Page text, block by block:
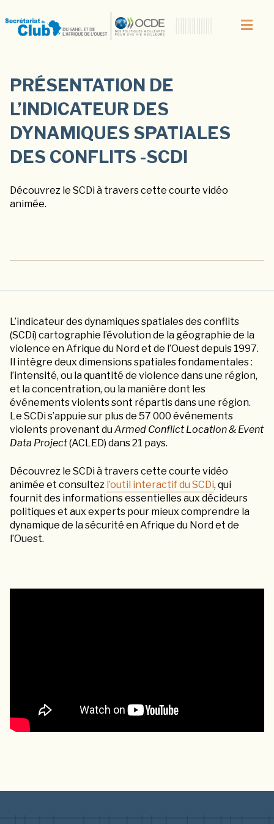
PRÉSENTATION DE
L’INDICATEUR DES
DYNAMIQUES SPATIALES
DES CONFLITS -SCDI
Découvrez le SCDi à travers cette courte vidéo
animée.
L’indicateur des dynamiques spatiales des conflits
(SCDi) cartographie l’évolution de la géographie de la
violence en Afrique du Nord et de l’Ouest depuis 1997.
Il intègre deux dimensions spatiales fondamentales :
l’intensité, ou la quantité de violence dans une région,
et la concentration, ou la manière dont les
événements violents sont répartis dans une région.
Le SCDi s’appuie sur plus de 57 000 événements
violents provenant duArmed Conflict Location & Event
Data Project(ACLED) dans 21 pays.
Découvrez le SCDi à travers cette courte vidéo
animée et consultez l’outil interactif du SCDi, qui
fournit des informations essentielles aux décideurs
politiques et aux experts pour mieux comprendre la
dynamique de la sécurité en Afrique du Nord et de
l’Ouest.